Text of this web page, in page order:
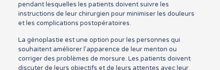
pendant lesquelles les patients doivent suivre les
instructions de leur chirurgien pour minimiser les douleurs
et les complications postopératoires.
La génoplastie est une option pour les personnes qui
souhaitent améliorer l’apparence de leur menton ou
corriger des problèmes de morsure. Les patients doivent
discuter de leurs objectifs et de leurs attentes avec leur